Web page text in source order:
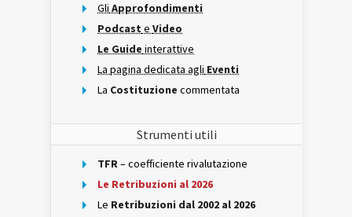
Gli Approfondimenti
Podcast e Video
Le Guide interattive
La pagina dedicata agli Eventi
La Costituzione commentata
Strumenti utili
TFR– coefficiente rivalutazione
Le Retribuzioni al 2026
Le Retribuzioni dal 2002 al 2026